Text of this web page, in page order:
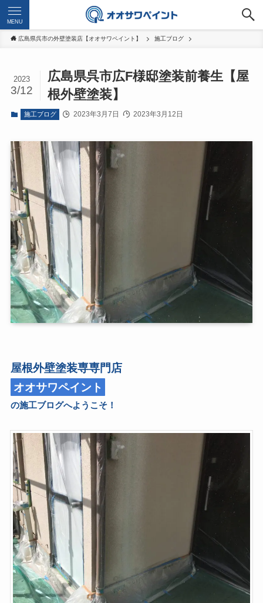
MENU
広島県呉市の外壁塗装店【オオサワペイント】 施工ブログ
広島県呉市広F様邸塗装前養生【屋
根外壁塗装】
2023
3/12
施工ブログ 2023年3月7日 2023年3月12日
屋根外壁塗装専専門店
オオサワペイント
の施工ブログへようこそ！